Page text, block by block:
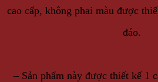
cao cấp, không phai màu được
đáo.
– Sản phẩm này được thiết kế 1